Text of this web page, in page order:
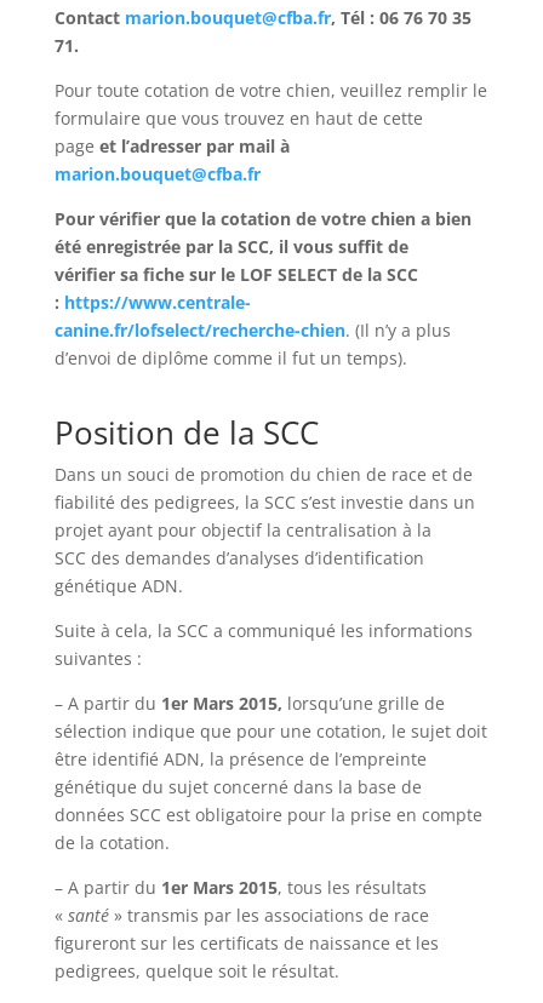
Contact marion.bouquet@cfba.fr, Tél : 06 76 70 35
71.
Pour toute cotation de votre chien, veuillez remplir le
formulaire que vous trouvez en haut de cette
page et l’adresser par mail à
marion.bouquet@cfba.fr
Pour vérifier que la cotation de votre chien a bien
été enregistrée par la SCC, il vous suffit de
vérifier sa fiche sur le LOF SELECT de la SCC
: https://www.centrale-
canine.fr/lofselect/recherche-chien. (Il n’y a plus
d’envoi de diplôme comme il fut un temps).
Position de la SCC
Dans un souci de promotion du chien de race et de
fiabilité des pedigrees, la SCC s’est investie dans un
projet ayant pour objectif la centralisation à la
SCC des demandes d’analyses d’identification
génétique ADN.
Suite à cela, la SCC a communiqué les informations
suivantes :
– A partir du 1er Mars 2015, lorsqu’une grille de
sélection indique que pour une cotation, le sujet doit
être identifié ADN, la présence de l’empreinte
génétique du sujet concerné dans la base de
données SCC est obligatoire pour la prise en compte
de la cotation.
– A partir du 1er Mars 2015, tous les résultats
« santé » transmis par les associations de race
figureront sur les certificats de naissance et les
pedigrees, quelque soit le résultat.